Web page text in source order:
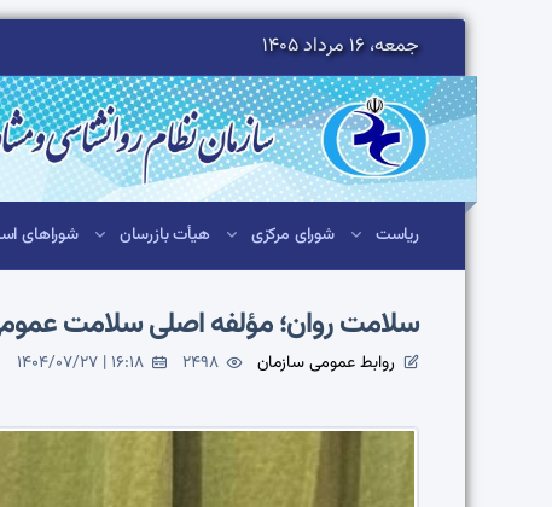
جمعه، 16 مرداد 1405
ریاست شورای مرکزی هیأت بازرسان شوراهای
سلامت روان؛ مؤلفه اصلی سلامت
روابط عمومی سازمان 2498
1404/07/27 | 16:18